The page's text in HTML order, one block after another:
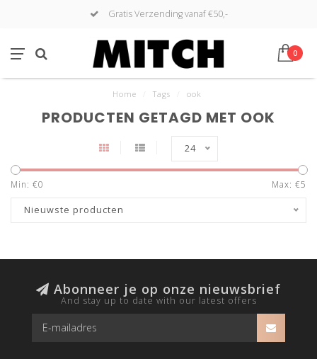
Gratis Verzending vanaf €50,-
0
Home Tags ook
PRODUCTEN GETAGD MET OOK
24
Min: €0 Max: €5
Nieuwste producten
Abonneer je op onze nieuwsbrief
And stay up to date with our latest offers